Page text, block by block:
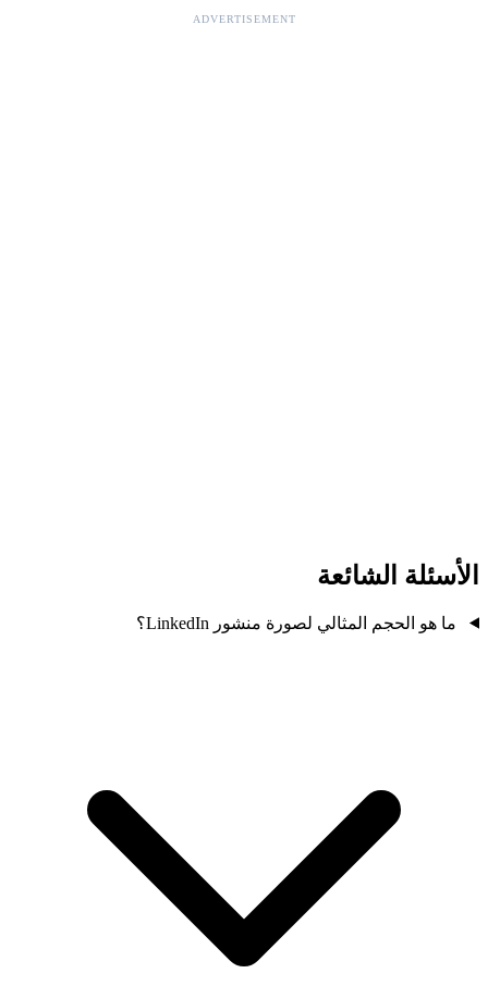
ADVERTISEMENT
الأسئلة الشائعة
ما هو الحجم المثالي لصورة منشور LinkedIn؟